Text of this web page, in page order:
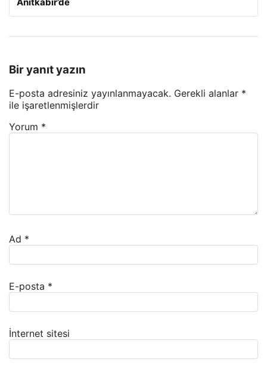
Bir yanıt yazın
E-posta adresiniz yayınlanmayacak. Gerekli alanlar *
ile işaretlenmişlerdir
Yorum *
Ad *
E-posta *
İnternet sitesi